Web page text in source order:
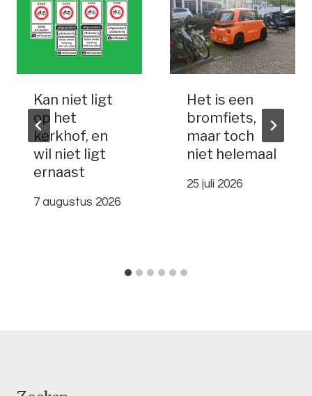
Kan niet ligt
op het
kerkhof, en
wil niet ligt
ernaast
7 augustus 2026
Het is een
bromfiets,
maar toch
niet helemaal
25 juli 2026